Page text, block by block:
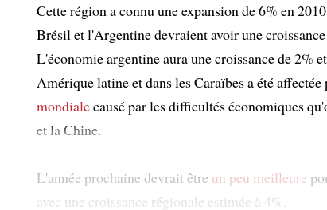
Cette région a connu une expansion de 6% en
Brésil et l'Argentine devraient avoir une
L'économie argentine aura une croissance de 2%
Amérique latine et dans les Caraïbes a été
mondialecausé par les difficultés économiques
et la Chine.
L'année prochaine devrait être un peu meilleure
avec une croissance régionale estimée à 4%.